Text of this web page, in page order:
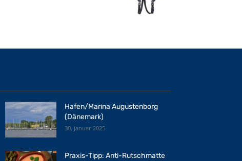
Hafen/Marina Augustenborg
(Dänemark)
30. Januar 2025
Praxis-Tipp: Anti-Rutschmatte